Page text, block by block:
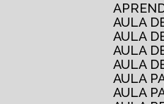
AULA
AULA
AULA
AULA
AULA
AULA